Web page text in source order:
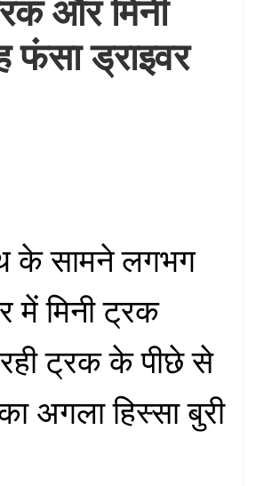
और मिनी
ड्राइवर
के सामने लगभग
मिनी ट्रक
ट्रक के पीछे से
अगला हिस्सा बुरी